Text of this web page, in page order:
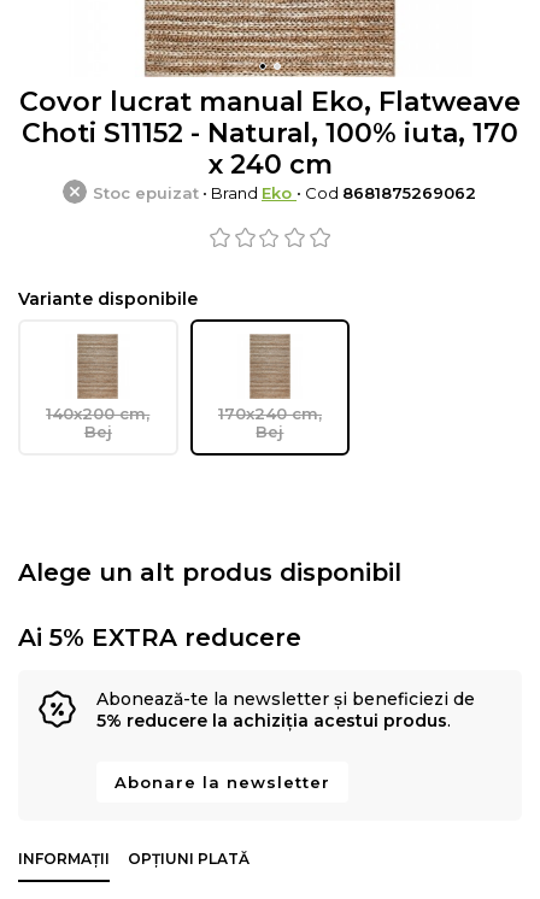
Covor lucrat manual Eko, Flatweave
Choti S11152 - Natural, 100% iuta, 170
x 240 cm
Stoc epuizat • Brand Eko • Cod 8681875269062
Variante disponibile
140x200 cm,
Bej
170x240 cm,
Bej
Alege un alt produs disponibil
Ai 5% EXTRA reducere
Abonează-te la newsletter și beneficiezi de
5% reducere la achiziția acestui produs.
Abonare la newsletter
INFORMAȚII OPȚIUNI PLATĂ